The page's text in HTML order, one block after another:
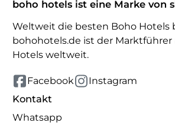
boho hotels ist eine Marke von
Weltweit die besten Boho Hotels
bohohotels.de ist der
Hotels weltweit.
Facebook Instagram
Kontakt
Whatsapp